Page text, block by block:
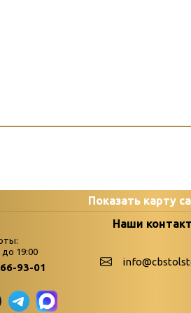
Показать карту
palitra
Наши
до 19:00
93-01